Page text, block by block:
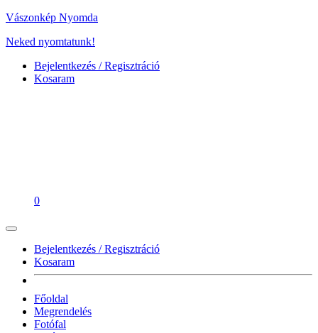
Vászonkép Nyomda
Neked nyomtatunk!
Bejelentkezés / Regisztráció
Kosaram
0
Bejelentkezés / Regisztráció
Kosaram
Főoldal
Megrendelés
Fotófal